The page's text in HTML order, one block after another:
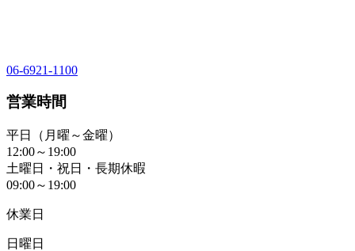
06-6921-1100
営業時間
平日（月曜～金曜）
12:00～19:00
土曜日・祝日・長期休暇
09:00～19:00
休業日
日曜日